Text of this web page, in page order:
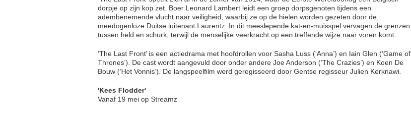
dorpje op zijn kop zet. Boer Leonard Lambert leidt een groep dorpsgenoten tijdens een
adembenemende vlucht naar veiligheid, waarbij ze op de hielen worden gezeten door de
meedogenloze Duitse luitenant Laurentz. In dit meeslepende kat-en-muisspel vervagen de grenzen
tussen held en schurk, terwijl de menselijke veerkracht op een treffende wijze naar voren komt.
‘The Last Front’ is een actiedrama met hoofdrollen voor Sasha Luss (‘Anna’) en Iain Glen (‘Game of
Thrones’). De cast wordt aangevuld door onder andere Joe Anderson (‘The Crazies’) en Koen De
Bouw (‘Het Vonnis’). De langspeelfilm werd geregisseerd door Gentse regisseur Julien Kerknawi.
'Kees Flodder'
Vanaf 19 mei op Streamz